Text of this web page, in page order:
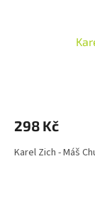
298 Kč
Karel Zich - Máš